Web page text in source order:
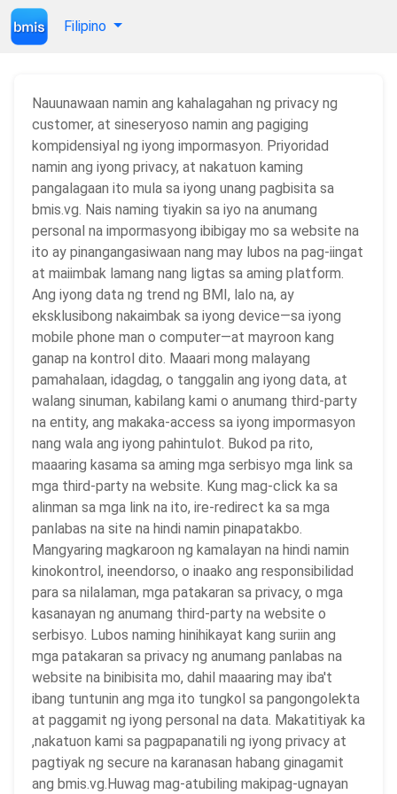
Filipino
Nauunawaan namin ang kahalagahan ng privacy ng
customer, at sineseryoso namin ang pagiging
kompidensiyal ng iyong impormasyon. Priyoridad
namin ang iyong privacy, at nakatuon kaming
pangalagaan ito mula sa iyong unang pagbisita sa
bmis.vg. Nais naming tiyakin sa iyo na anumang
personal na impormasyong ibibigay mo sa website na
ito ay pinangangasiwaan nang may lubos na pag-iingat
at maiimbak lamang nang ligtas sa aming platform.
Ang iyong data ng trend ng BMI, lalo na, ay
eksklusibong nakaimbak sa iyong device—sa iyong
mobile phone man o computer—at mayroon kang
ganap na kontrol dito. Maaari mong malayang
pamahalaan, idagdag, o tanggalin ang iyong data, at
walang sinuman, kabilang kami o anumang third-party
na entity, ang makaka-access sa iyong impormasyon
nang wala ang iyong pahintulot. Bukod pa rito,
maaaring kasama sa aming mga serbisyo mga link sa
mga third-party na website. Kung mag-click ka sa
alinman sa mga link na ito, ire-redirect ka sa mga
panlabas na site na hindi namin pinapatakbo.
Mangyaring magkaroon ng kamalayan na hindi namin
kinokontrol, ineendorso, o inaako ang responsibilidad
para sa nilalaman, mga patakaran sa privacy, o mga
kasanayan ng anumang third-party na website o
serbisyo. Lubos naming hinihikayat kang suriin ang
mga patakaran sa privacy ng anumang panlabas na
website na binibisita mo, dahil maaaring may iba't
ibang tuntunin ang mga ito tungkol sa pangongolekta
at paggamit ng iyong personal na data. Makatitiyak ka
,nakatuon kami sa pagpapanatili ng iyong privacy at
pagtiyak ng secure na karanasan habang ginagamit
ang bmis.vg.Huwag mag-atubiling makipag-ugnayan